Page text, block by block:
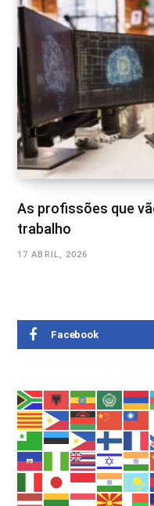
As profissões que
trabalho
17 ABRIL, 2026
Facebook